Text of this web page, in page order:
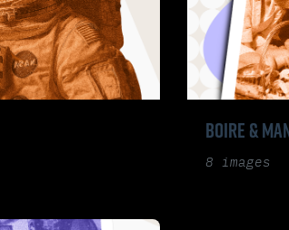
BOIRE &
8 images